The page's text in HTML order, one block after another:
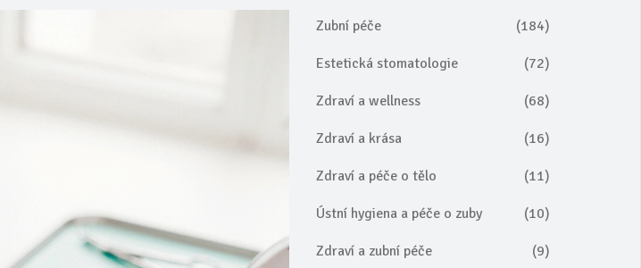
Zubní péče (184)
Estetická stomatologie (72)
Zdraví a wellness (68)
Zdraví a krása (16)
Zdraví a péče o tělo (11)
Ústní hygiena a péče o zuby (10)
Zdraví a zubní péče (9)